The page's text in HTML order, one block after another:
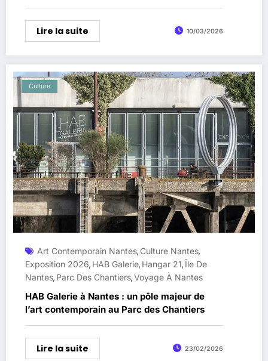
Sainte-Croix
Lire la suite 10/03/2026
Culture
Art Contemporain Nantes, Culture Nantes,
Exposition 2026, HAB Galerie, Hangar 21,Île De
Nantes, Parc Des Chantiers,Voyage À Nantes
HAB Galerie à Nantes : un pôle majeur de
l’art contemporain au Parc des Chantiers
Lire la suite 23/02/2026